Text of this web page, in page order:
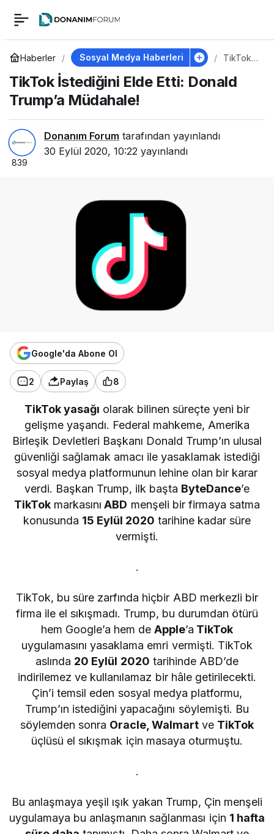
Haberler Sosyal Medya Haberleri
TikTok
i Elde
Etti:
Müdahal
TikTok İstediğini Elde Etti: Donald
Trump’a Müdahale!
Donanım Forum tarafından yayınlandı
30 Eylül 2020, 10:22 yayınlandı
839
Google'da Abone Ol
2 Paylaş 8
TikTok yasağı olarak bilinen süreçte yeni bir
gelişme yaşandı. Federal mahkeme, Amerika
Birleşik Devletleri Başkanı Donald Trump’ın ulusal
güvenliği sağlamak amacı ile yasaklamak istediği
sosyal medya platformunun lehine olan bir karar
verdi. Başkan Trump, ilk başta ByteDance’e
TikTok markasını ABD menşeli bir firmaya satma
konusunda 15 Eylül 2020 tarihine kadar süre
vermişti.
.
TikTok, bu süre zarfında hiçbir ABD merkezli bir
firma ile el sıkışmadı. Trump, bu durumdan ötürü
hem Google’a hem deApple’a TikTok
uygulamasını yasaklama emri vermişti. TikTok
aslında 20 Eylül 2020 tarihinde ABD’de
indirilemez ve kullanılamaz bir hâle getirilecekti.
Çin’i temsil eden sosyal medya platformu,
Trump’ın istediğini yapacağını söylemişti. Bu
söylemden sonra Oracle, Walmart ve TikTok
üçlüsü el sıkışmak için masaya oturmuştu.
.
Bu anlaşmaya yeşil ışık yakan Trump, Çin menşeli
uygulamaya bu anlaşmanın sağlanması için 1 hafta
TikTok İstediğini Elde
Etti: Donald Trump’a
Müdahale!